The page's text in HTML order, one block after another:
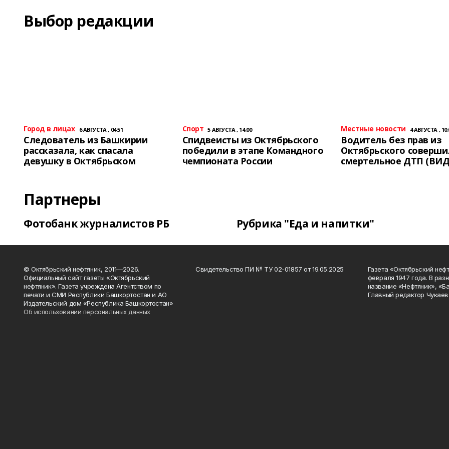
Выбор редакции
Город в лицах 6 АВГУСТА , 04:51
Следователь из Башкирии
рассказала, как спасала
девушку в Октябрьском
Спорт 5 АВГУСТА , 14:00
Спидвеисты из Октябрьского
победили в этапе Командного
чемпионата России
Местные новости 4 АВГУСТА ,
Водитель без прав из
Октябрьского
смертельное ДТП
Партнеры
Фотобанк журналистов РБ Рубрика "Еда и напитки"
© Октябрьский нефтяник, 2011—2026.
Официальный сайт газеты «Октябрьский
нефтяник». Газета учреждена Агентством по
печати и СМИ Республики Башкортостан и АО
Издательский дом «Республика Башкортостан»
Об использовании персональных данных
Свидетельство ПИ № ТУ 02-01857 от 19.05.2025
Газета «Октябрьский
февраля 1947 года. В
название «Нефтяник»,
Главный редактор